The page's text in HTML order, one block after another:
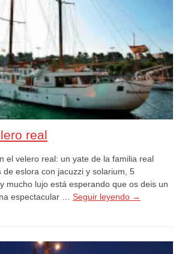
real
el velero real: un yate de la familia real
de eslora con jacuzzi y solarium, 5
mucho lujo está esperando que os deis un
espectacular … Seguir leyendo →